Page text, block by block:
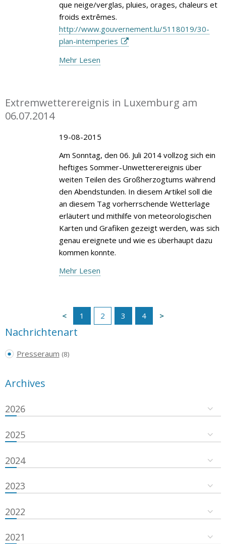
que neige/verglas, pluies, orages, chaleurs et
froids extrêmes.
http://www.gouvernement.lu/5118019/30-
plan-intemperies
Mehr Lesen
Extremwetterereignis in Luxemburg am
06.07.2014
19-08-2015
Am Sonntag, den 06. Juli 2014 vollzog sich ein
heftiges Sommer-Unwetterereignis über
weiten Teilen des Großherzogtums während
den Abendstunden. In diesem Artikel soll die
an diesem Tag vorherrschende Wetterlage
erläutert und mithilfe von meteorologischen
Karten und Grafiken gezeigt werden, was sich
genau ereignete und wie es überhaupt dazu
kommen konnte.
Mehr Lesen
1 2 3 4
Nachrichtenart
Presseraum (8)
Archives
2026
2025
2024
2023
2022
2021